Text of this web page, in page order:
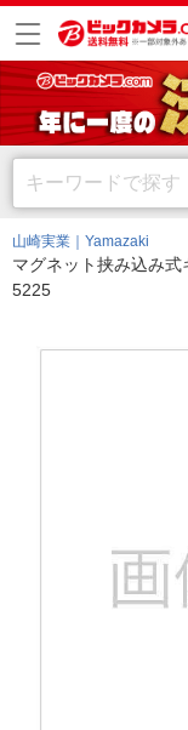
山崎実業｜Yamazaki
マグネット挟み込み
5225